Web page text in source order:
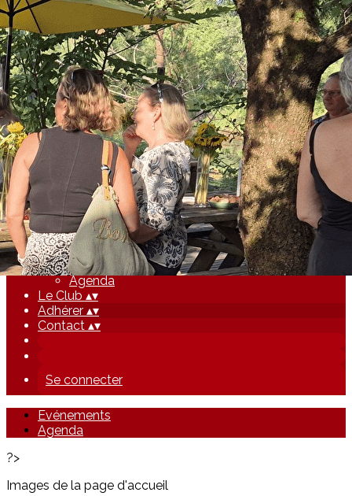
Exporter les lignes sélectionnées
Exporter toutes les colonnes
Exporter uniquement les colonnes affichées
Menu
Ajoutez un logo, un bouton, des réseaux sociaux
Cliquez pour éditer
Accueil▴▾
Les Adhérents▴▾
Evénements▴ ▾
Evénements
Agenda
Le Club ▴▾
Adhérer ▴▾
Contact ▴▾
Se connecter
Evénements
Agenda
?>
Images de la page d'accueil